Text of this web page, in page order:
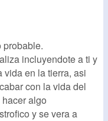
probable.
incluyendote a ti y
en la tierra, asi
con la vida del
algo
y se vera a